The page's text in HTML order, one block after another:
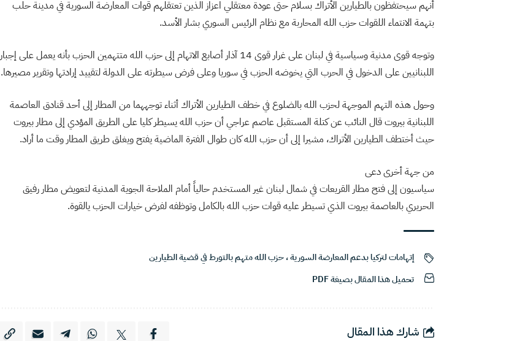
أنهم سيحتفظون بالطيارين الأتراك بسلام حتى عودة معتقلي اعزاز الذين تعتقلهم قوات المعارضة السورية في مدينة حلب
بتهمة الانتماء اللقوات حزب الله المحاربة مع نظام الرئيس السوري بشار الأسد.
وتوجه قوى مدنية وسياسية في لبنان على غرار قوى 14 آذار أصابع الاتهام إلى حزب الله متتهمين الحزب بأنه يعمل على إجبار
اللبنانيين على الدخول في الحرب التي يخوضه الحزب في سوريا وعلى فرض سيطرته على الدولة لتقييد إرادتها وتقرير مصيرها.
وحول هذه التهم الموجهة لحزب الله بالضلوع في خطف الطيارين الأتراك أثناء توجههما من المطار إلى أحد قنادق العاصمة
اللبنانية بيروت قال النائب عن كتلة المستقبل عاصم عراجي أن حزب الله يسيطر كليا على الطريق المؤدي إلى مطار بيروت
حيث أختطف الطيارين الأتراك، مشيرا إلى أن حزب الله كان طوال الفترة الماضية يفتح ويغلق طريق المطار وقت ما أراد.
من جهة أخرى دعى
سياسيون إلى فتح مطار القريعات في شمال لبنان غير المستخدم حالياً أمام الملاحة الجوية المدنية لتعويض مطار رفيق
الحريري بالعاصمة بيروت الذي تسيطر عليه قوات حزب الله بالكامل وتوظفه لفرض خيارات الحزب يالقوة.
إتهامات لتركيا بدعم المعارضة السورية،حزب الله متهم بالتورط في قضية الطيارين
تحميل هذا المقال بصيغة PDF
شارك هذا المقال